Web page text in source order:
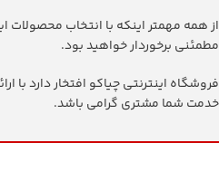
از همه مهمتر اینکه با انتخاب محصولات
مطمئنی برخوردار خواهید بود.
فروشگاه اینترنتی چیاکو افتخار دارد با
خدمت شما مشتری گرامی باشد.